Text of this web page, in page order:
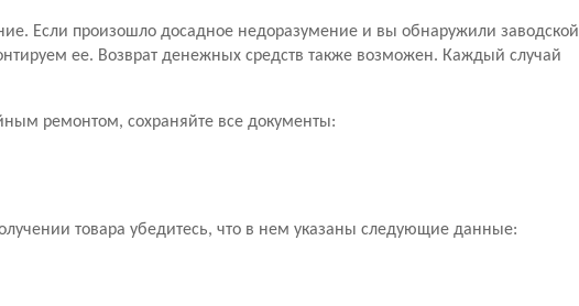
Если произошло досадное недоразумение и вы обнаружили заводской
ее. Возврат денежных средств также возможен. Каждый случай
ремонтом, сохраняйте все документы:
товара убедитесь, что в нем указаны следующие данные: